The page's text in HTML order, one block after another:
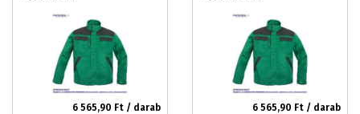
6 565,90 Ft / darab 6 565,90 Ft / darab